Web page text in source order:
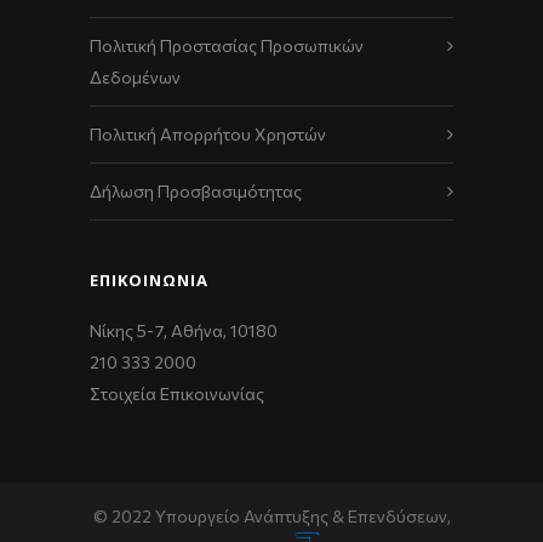
Πολιτική Προστασίας Προσωπικών
Δεδομένων
Πολιτική Απορρήτου Χρηστών
Δήλωση Προσβασιμότητας
ΕΠΙΚΟΙΝΩΝΊΑ
Νίκης 5-7, Αθήνα, 10180
210 333 2000
Στοιχεία Επικοινωνίας
© 2022 Υπουργείο Ανάπτυξης & Επενδύσεων,